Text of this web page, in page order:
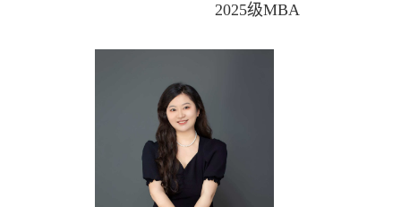
2025级MBA